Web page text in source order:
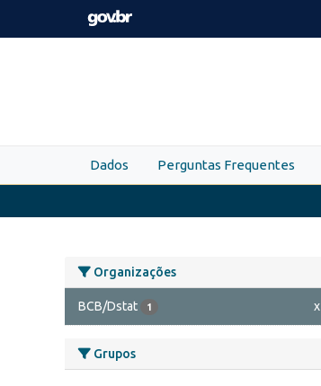
Skip to main content
Dados Perguntas Frequentes
Organizações
BCB/Dstat 1 x
Grupos